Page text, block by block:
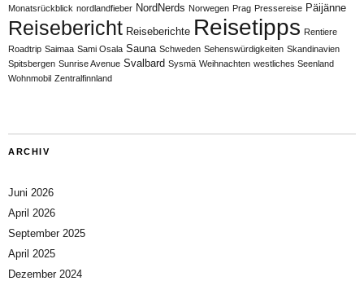
Monatsrückblick nordlandfieber NordNerds Norwegen Prag Pressereise Päijänne
Reisebericht Reiseberichte Reisetipps Rentiere
Roadtrip Saimaa Sami Osala Sauna Schweden Sehenswürdigkeiten Skandinavien
Spitsbergen Sunrise Avenue Svalbard Sysmä Weihnachten westliches Seenland
Wohnmobil Zentralfinnland
ARCHIV
Juni 2026
April 2026
September 2025
April 2025
Dezember 2024